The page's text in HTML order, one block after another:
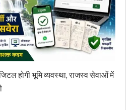
होगी भूमि व्यवस्था, राजस्व सेवाओं में